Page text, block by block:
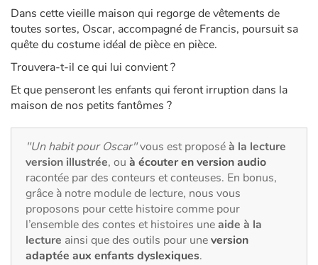
Les animaux
Voyage, épopée, enquête, aventure
Autour du monde
Apprentissage
Art, espace, activité
Documentaires
En famille
Dans cette vieille maison qui regorge de vêtements de
toutes sortes, Oscar, accompagné de Francis, poursuit sa
quête du costume idéal de pièce en pièce.
Trouvera-t-il ce qui lui convient ?
Et que penseront les enfants qui feront irruption dans la
maison de nos petits fantômes ?
"Un habit pour Oscar"vous est proposéà la lecture
version illustrée, ou à écouter en version audio
racontée par des conteurs et conteuses. En bonus,
grâce à notre module de lecture, nous vous
proposons pour cette histoire comme pour
l’ensemble des contes et histoires uneaide à la
lecture ainsi que des outils pour uneversion
adaptée aux enfants dyslexiques.